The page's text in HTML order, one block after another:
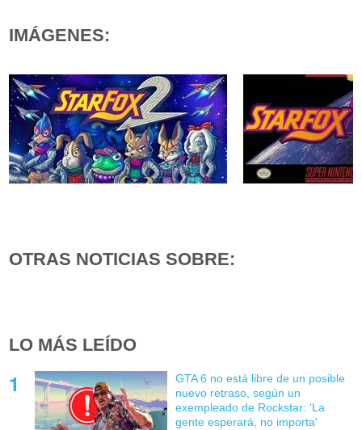
IMÁGENES:
OTRAS NOTICIAS SOBRE:
LO MÁS LEÍDO
GTA 6 no está libre de un posible
nuevo retraso, según un
exempleado de Rockstar: 'La
gente esperará, no importa'